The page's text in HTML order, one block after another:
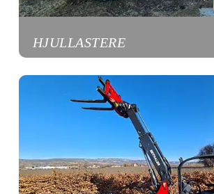
HJULLASTERE